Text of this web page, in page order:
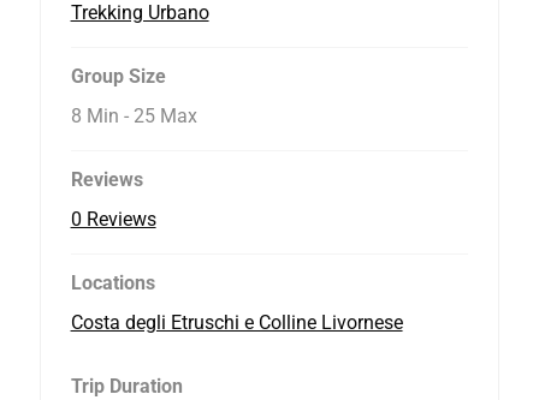
Trekking Urbano
Group Size
8 Min - 25 Max
Reviews
0 Reviews
Locations
Costa degli Etruschi e Colline Livornese
Trip Duration